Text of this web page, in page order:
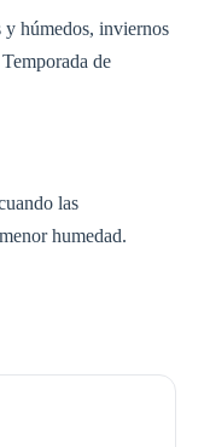
y húmedos, inviernos
de
las
humedad.